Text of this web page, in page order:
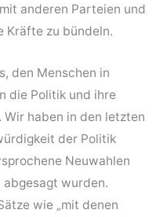
anderen Parteien und
Kräfte zu bündeln.
den Menschen in
die Politik und ihre
haben in den letzten
der Politik
Neu­wahlen
wurden.
wie „mit denen